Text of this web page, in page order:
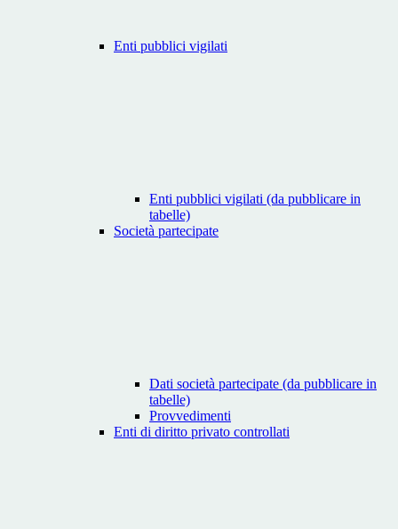
Enti pubblici vigilati
Enti pubblici vigilati (da pubblicare in
tabelle)
Società partecipate
Dati società partecipate (da pubblicare in
tabelle)
Provvedimenti
Enti di diritto privato controllati